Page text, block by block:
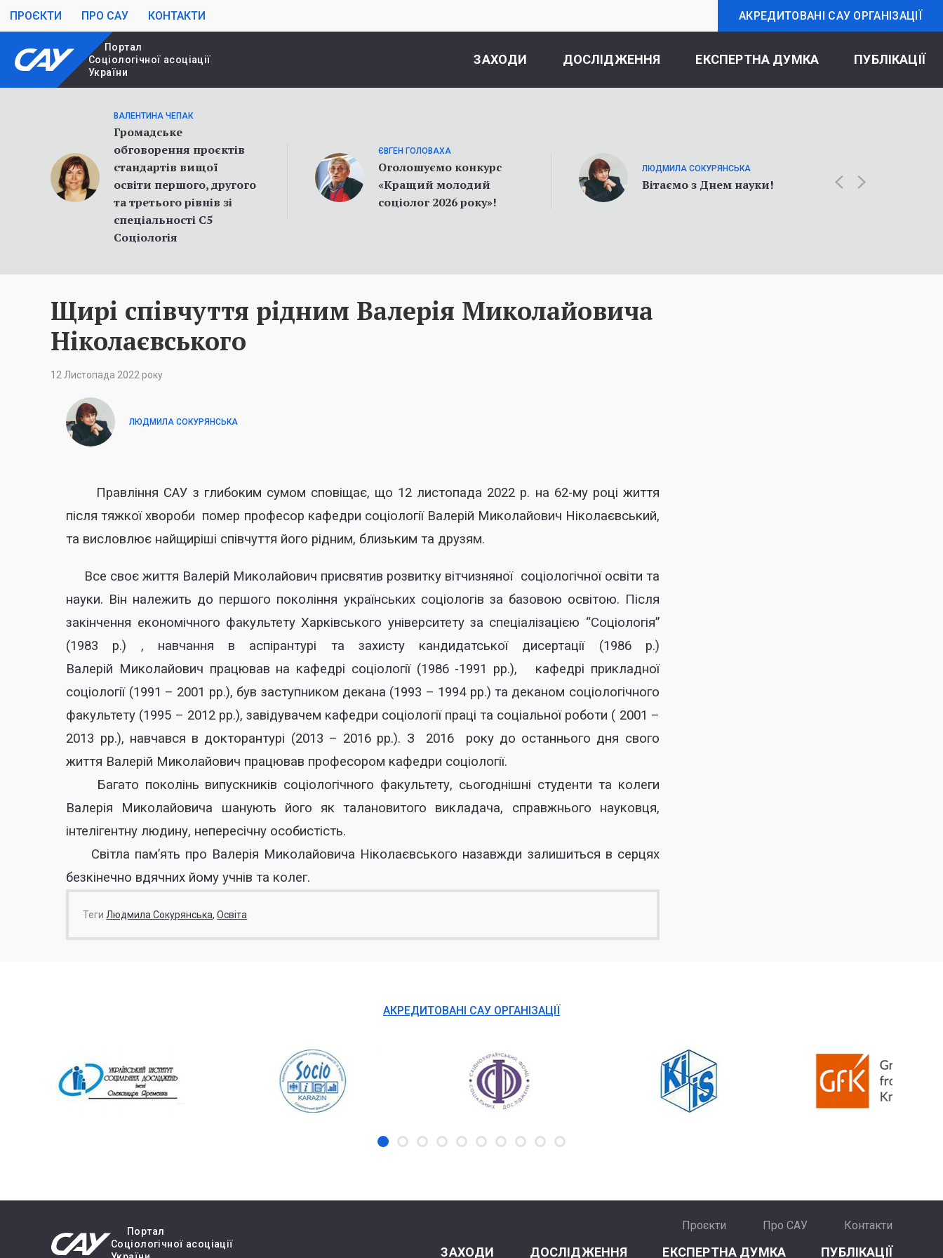
ПРОЄКТИ ПРО САУ КОНТАКТИ АКРЕДИТОВАНІ САУ ОРГАНІЗАЦІЇ
Портал
Cоціологічної асоціації
України
ЗАХОДИ ДОСЛІДЖЕННЯ ЕКСПЕРТНА ДУМКА ПУБЛІКАЦІЇ
ВАЛЕНТИНА ЧЕПАК
Громадське
обговорення проєктів
стандартів вищої
освіти першого, другого
та третього рівнів зі
спеціальності С5
Соціологія
ЄВГЕН ГОЛОВАХА
Оголошуємо конкурс
«Кращий молодий
соціолог 2026 року»!
ЛЮДМИЛА СОКУРЯНСЬКА
Вітаємо з Днем науки!
Щирі співчуття рідним Валерія Миколайовича
Ніколаєвського
12 Листопада 2022 року
ЛЮДМИЛА СОКУРЯНСЬКА
Правління САУ з глибоким сумом сповіщає, що 12 листопада 2022 р. на 62-му році життя
після тяжкої хвороби помер професор кафедри соціології Валерій Миколайович Ніколаєвський,
та висловлює найщиріші співчуття його рідним, близьким та друзям.
Все своє життя Валерій Миколайович присвятив розвитку вітчизняної соціологічної освіти та
науки. Він належить до першого покоління українських соціологів за базовою освітою. Після
закінчення економічного факультету Харківського університету за спеціалізацією “Соціологія”
(1983 р.) , навчання в аспірантурі та захисту кандидатської дисертації (1986 р.)
Валерій Миколайович працював на кафедрі соціології (1986 -1991 рр.), кафедрі прикладної
соціології (1991 – 2001 рр.), був заступником декана (1993 – 1994 рр.) та деканом соціологічного
факультету (1995 – 2012 рр.), завідувачем кафедри соціології праці та соціальної роботи ( 2001 –
2013 рр.), навчався в докторантурі (2013 – 2016 рр.). З 2016 року до останнього дня свого
життя Валерій Миколайович працював професором кафедри соціології.
Багато поколінь випускників соціологічного факультету, сьогоднішні студенти та колеги
Валерія Миколайовича шанують його як талановитого викладача, справжнього науковця,
інтелігентну людину, непересічну особистість.
Світла пам’ять про Валерія Миколайовича Ніколаєвського назавжди залишиться в серцях
безкінечно вдячних йому учнів та колег.
Теги Людмила Сокурянська Освіта
АКРЕДИТОВАНІ САУ ОРГАНІЗАЦІЇ
Портал
Cоціологічної асоціації
Проєкти Про САУ Контакти
ЗАХОДИ ДОСЛІДЖЕННЯ ЕКСПЕРТНА ДУМКА ПУБЛІКАЦІЇ